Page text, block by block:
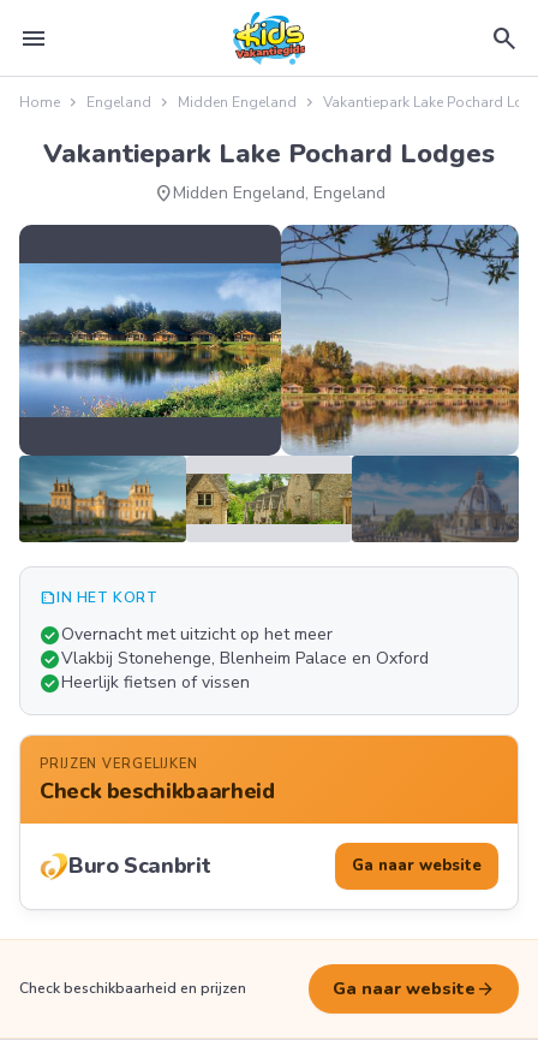
menu search
Home Engeland Midden Engeland Vakantiepark Lake Pochard
Vakantiepark Lake Pochard Lodges
location_onMidden Engeland, Engeland
summarizeIN HET KORT
check_circleOvernacht met uitzicht op het meer
check_circleVlakbij Stonehenge, Blenheim Palace en Oxford
check_circleHeerlijk fietsen of vissen
PRIJZEN VERGELIJKEN
Check beschikbaarheid
Buro Scanbrit Ga naar website
Check beschikbaarheid en prijzen Ga naar website arrow_forward